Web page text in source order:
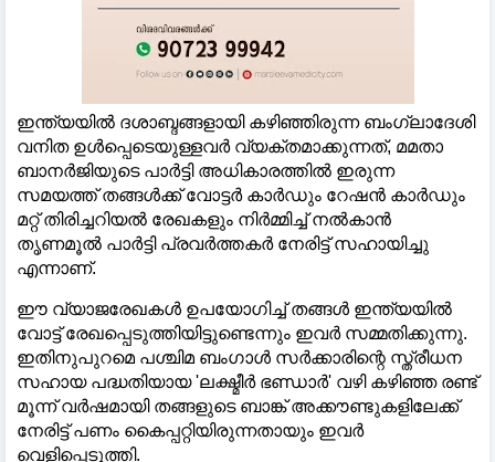
ഇന്ത്യയിൽ ദശാബ്ദങ്ങളായി കഴിഞ്ഞിരുന്ന ബംഗ്ലാദേശി
വനിത ഉൾപ്പെടെയുള്ളവർ വ്യക്തമാക്കുന്നത്, മമതാ
ബാനർജിയുടെ പാർട്ടി അധികാരത്തിൽ ഇരുന്ന
സമയത്ത് തങ്ങൾക്ക് വോട്ടർ കാർഡും റേഷൻ കാർഡും
മറ്റ് തിരിച്ചറിയൽ രേഖകളും നിർമ്മിച്ച് നൽകാൻ
തൃണമൂൽ പാർട്ടി പ്രവർത്തകർ നേരിട്ട് സഹായിച്ചു
എന്നാണ്.
ഈ വ്യാജരേഖകൾ ഉപയോഗിച്ച് തങ്ങൾ ഇന്ത്യയിൽ
വോട്ട് രേഖപ്പെടുത്തിയിട്ടുണ്ടെന്നും ഇവർ സമ്മതിക്കുന്നു.
ഇതിനുപുറമെ പശ്ചിമ ബംഗാൾ സർക്കാരിന്റെ സ്ത്രീധന
സഹായ പദ്ധതിയായ 'ലക്ഷ്മീർ ഭണ്ഡാർ' വഴി കഴിഞ്ഞ രണ്ട്
മൂന്ന് വർഷമായി തങ്ങളുടെ ബാങ്ക് അക്കൗണ്ടുകളിലേക്ക്
നേരിട്ട് പണം കൈപ്പറ്റിയിരുന്നതായും ഇവർ
വെളിപ്പെടുത്തി.